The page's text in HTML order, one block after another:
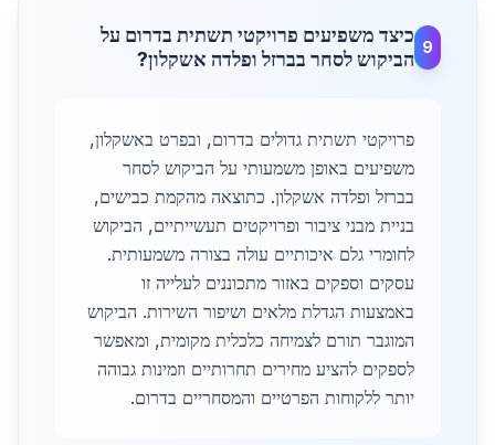
9
כיצד משפיעים פרויקטי תשתית בדרום על
הביקוש לסחר בברזל ופלדה אשקלון?
פרויקטי תשתית גדולים בדרום, ובפרט באשקלון,
משפיעים באופן משמעותי על הביקוש לסחר
בברזל ופלדה אשקלון. כתוצאה מהקמת כבישים,
בניית מבני ציבור ופרויקטים תעשייתיים, הביקוש
לחומרי גלם איכותיים עולה בצורה משמעותית.
עסקים וספקים באזור מתכוננים לעלייה זו
באמצעות הגדלת מלאים ושיפור השירות. הביקוש
המוגבר תורם לצמיחה כלכלית מקומית, ומאפשר
לספקים להציע מחירים תחרותיים וזמינות גבוהה
יותר ללקוחות הפרטיים והמסחריים בדרום.